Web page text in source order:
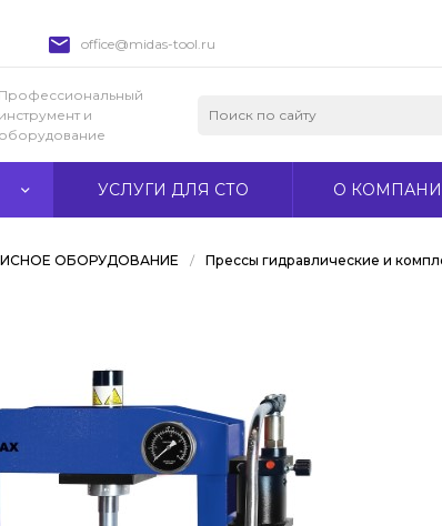
office@midas-tool.ru
Профессиональный
инструмент и
оборудование
УСЛУГИ ДЛЯ СТО О
ОБОРУДОВАНИЕ / Прессы гидравлические и